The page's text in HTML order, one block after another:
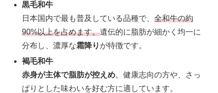
黒毛和牛
日本国内で最も普及している品種で、全和牛の約
90%以上を占めます。遺伝的に脂肪が細かく均一に
分布し、濃厚な霜降り が特徴です。
褐毛和牛
赤身が主体で脂肪が控えめ。健康志向の方や、さっ
ぱりとした味わいを好む方に適しています。